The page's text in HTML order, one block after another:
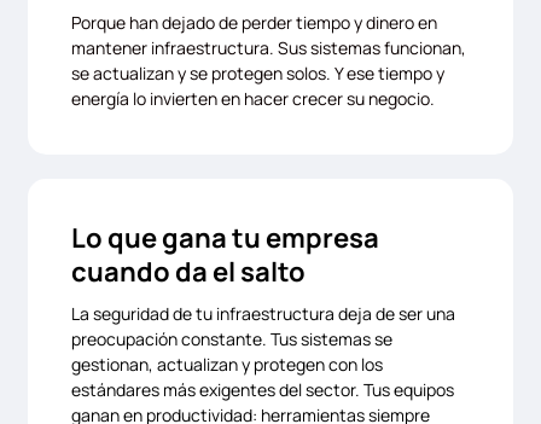
Porque han dejado de perder tiempo y dinero en
mantener infraestructura. Sus sistemas funcionan,
se actualizan y se protegen solos. Y ese tiempo y
energía lo invierten en hacer crecer su negocio.
Lo que gana tu empresa
cuando da el salto
La seguridad de tu infraestructura deja de ser una
preocupación constante. Tus sistemas se
gestionan, actualizan y protegen con los
estándares más exigentes del sector. Tus equipos
ganan en productividad: herramientas siempre